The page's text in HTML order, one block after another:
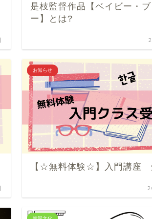
是枝監督作品【ベイビー・
ー】とは?
お知らせ
【☆無料体験☆】入門講座